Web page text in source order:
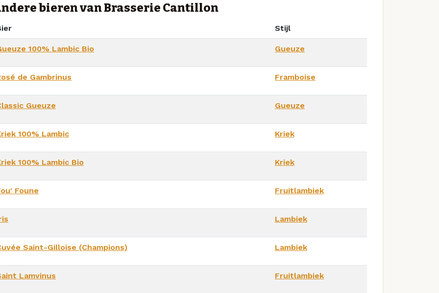
bieren van Brasserie Cantillon
Stijl
100% Lambic Bio Gueuze
de Gambrinus Framboise
Gueuze Gueuze
100% Lambic Kriek
100% Lambic Bio Kriek
Foune Fruitlambiek
Lambiek
Saint-Gilloise (Champions) Lambiek
Lamvinus Fruitlambiek